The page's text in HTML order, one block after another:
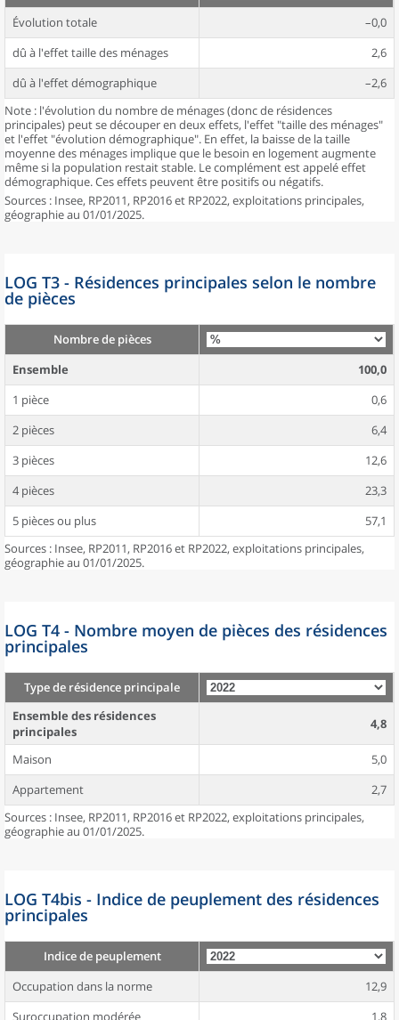
Évolution totale
–0,0
dû à l'effet taille des ménages
2,6
dû à l'effet démographique
–2,6
Note : l'évolution du nombre de ménages (donc de résidences
principales) peut se découper en deux effets, l'effet "taille des ménages"
et l'effet "évolution démographique". En effet, la baisse de la taille
moyenne des ménages implique que le besoin en logement augmente
même si la population restait stable. Le complément est appelé effet
démographique. Ces effets peuvent être positifs ou négatifs.
Sources : Insee, RP2011, RP2016 et RP2022, exploitations principales,
géographie au 01/01/2025.
LOG T3 - Résidences principales selon le nombre
de pièces
Nombre de pièces
Ensemble
100,0
1 pièce
0,6
2 pièces
6,4
3 pièces
12,6
4 pièces
23,3
5 pièces ou plus
57,1
Sources : Insee, RP2011, RP2016 et RP2022, exploitations principales,
géographie au 01/01/2025.
LOG T4 - Nombre moyen de pièces des résidences
principales
Type de résidence principale
Ensemble des résidences
principales
4,8
Maison
5,0
Appartement
2,7
Sources : Insee, RP2011, RP2016 et RP2022, exploitations principales,
géographie au 01/01/2025.
LOG T4bis - Indice de peuplement des résidences
principales
Indice de peuplement
Occupation dans la norme
12,9
Suroccupation modérée
1,8